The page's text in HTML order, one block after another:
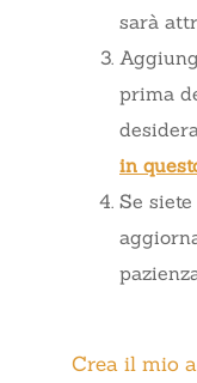
sarà
prima
in
Se siete
Crea il mio